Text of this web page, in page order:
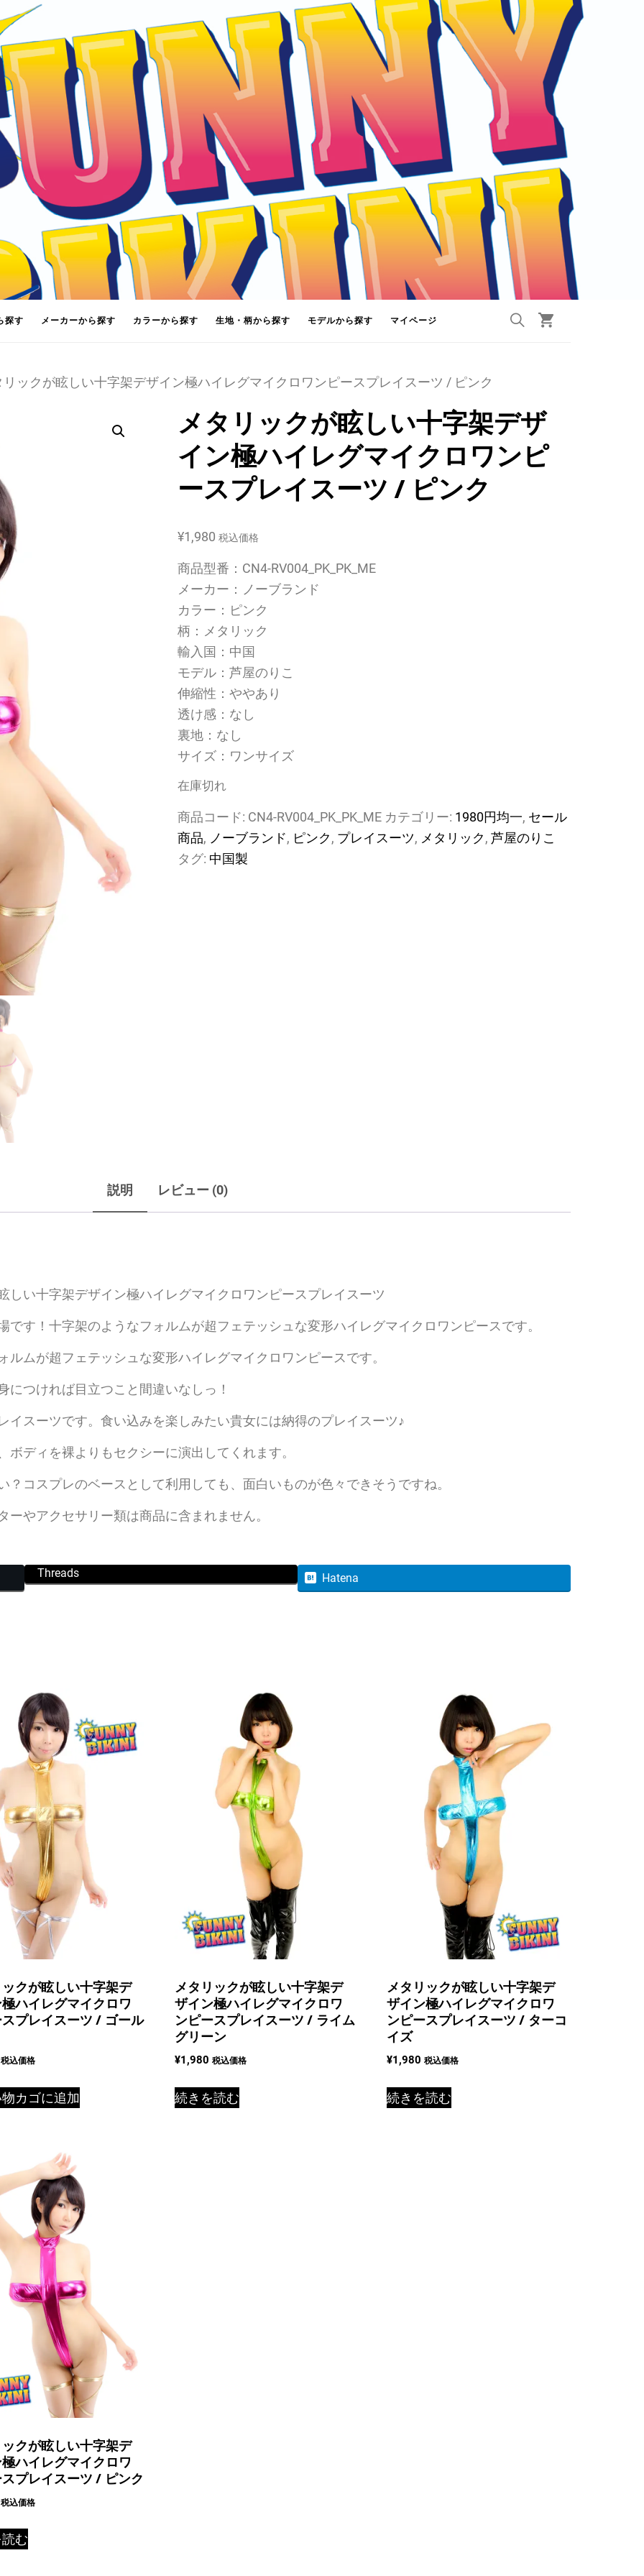
探す メーカーから探す カラーから探す 生地・柄から探す モデルから探す マイページ
ックが眩しい十字架デザイン極ハイレグマイクロワンピースプレイスーツ / ピンク
メタリックが眩しい十字架デザ
イン極ハイレグマイクロワンピ
ースプレイスーツ / ピンク
¥1,980 税込価格
商品型番：CN4-RV004_PK_PK_ME
メーカー：ノーブランド
カラー：ピンク
柄：メタリック
輸入国：中国
モデル：芦屋のりこ
伸縮性：ややあり
透け感：なし
裏地：なし
サイズ：ワンサイズ
在庫切れ
商品コード: CN4-RV004_PK_PK_ME カテゴリー: 1980円均一, セール
商品, ノーブランド, ピンク, プレイスーツ, メタリック, 芦屋のりこ
タグ: 中国製
説明 レビュー (0)
しい十字架デザイン極ハイレグマイクロワンピースプレイスーツ
す！十字架のようなフォルムが超フェテッシュな変形ハイレグマイクロワンピースです。
ムが超フェテッシュな変形ハイレグマイクロワンピースです。
つければ目立つこと間違いなしっ！
イスーツです。食い込みを楽しみたい貴女には納得のプレイスーツ♪
ディを裸よりもセクシーに演出してくれます。
コスプレのベースとして利用しても、面白いものが色々できそうですね。
やアクセサリー類は商品に含まれません。
Threads Hatena
クが眩しい十字架デ
ハイレグマイクロワ
プレイスーツ / ゴール
税込価格
カゴに追加
メタリックが眩しい十字架デ
ザイン極ハイレグマイクロワ
ンピースプレイスーツ / ライム
グリーン
¥1,980 税込価格
続きを読む
メタリックが眩しい十字架デ
ザイン極ハイレグマイクロワ
ンピースプレイスーツ / ターコ
イズ
¥1,980 税込価格
続きを読む
クが眩しい十字架デ
ハイレグマイクロワ
プレイスーツ / ピンク
税込価格
む